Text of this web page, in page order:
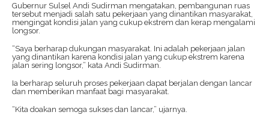
Gubernur Sulsel Andi Sudirman mengatakan, pembangunan ruas
tersebut menjadi salah satu pekerjaan yang dinantikan masyarakat,
mengingat kondisi jalan yang cukup ekstrem dan kerap mengalami
longsor.
“Saya berharap dukungan masyarakat. Ini adalah pekerjaan jalan
yang dinantikan karena kondisi jalan yang cukup ekstrem karena
jalan sering longsor,” kata Andi Sudirman.
Ia berharap seluruh proses pekerjaan dapat berjalan dengan lancar
dan memberikan manfaat bagi masyarakat.
“Kita doakan semoga sukses dan lancar,” ujarnya.